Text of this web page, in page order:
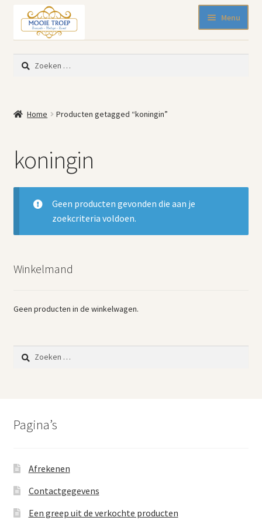
door
naar
navigatie
naar
de
inhoud
Menu
Nieuw binnen
Blikken
Keukenspullen
Kleine meubelen
Muurdecoratie
Servies en glaswerk
Woonaccessoires
Zoeken
naar:
Home Producten getagged “koningin”
koningin
Geen producten gevonden die aan je
zoekcriteria voldoen.
Winkelmand
Geen producten in de winkelwagen.
Zoeken
naar:
Pagina’s
Afrekenen
Contactgegevens
Een greep uit de verkochte producten